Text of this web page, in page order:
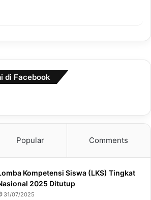
di Facebook
Popular Comments
Kompetensi Siswa (LKS) Tingkat
2025 Ditutup
31/07/2025